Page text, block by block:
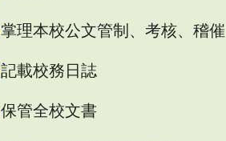
掌理本校公文管制、考核、稽催
記載校務日誌
保管全校文書